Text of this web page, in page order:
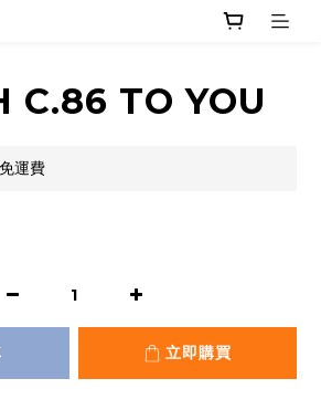
C.86 TO YOU
運費
立即購買